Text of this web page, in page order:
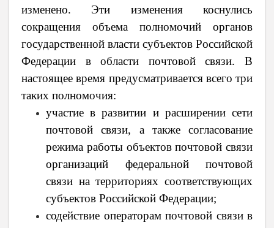
изменено. Эти изменения коснулись
сокращения объема полномочий органов
государственной власти субъектов Российской
Федерации в области почтовой связи. В
настоящее время предусматривается всего три
таких полномочия:
участие в развитии и расширении сети
почтовой связи, а также согласование
режима работы объектов почтовой связи
организаций федеральной почтовой
связи на территориях соответствующих
субъектов Российской Федерации;
содействие операторам почтовой связи в